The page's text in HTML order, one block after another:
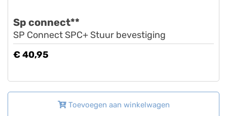
Sp connect**
SP Connect SPC+ Stuur bevestiging
€ 40,95
Toevoegen aan winkelwagen